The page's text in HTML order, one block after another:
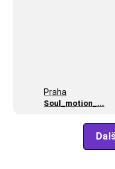
Praha
Soul_motion_...